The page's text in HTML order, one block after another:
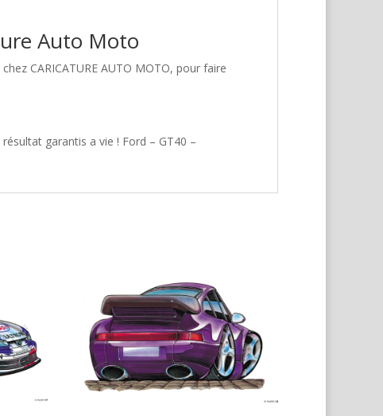
Auto Moto
CARICATURE AUTO MOTO, pour faire
garantis a vie ! Ford – GT40 –